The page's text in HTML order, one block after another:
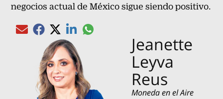
negocios actual de México sigue siendo positivo.
Compartir el artículo actual mediante Email
Compartir el artículo actual mediante Facebook
Compartir el artículo actual mediante Twitter
Compartir el artículo actual mediante
Compartir el artículo actual mediante
Jeanette
Leyva
Reus
Moneda en el Aire